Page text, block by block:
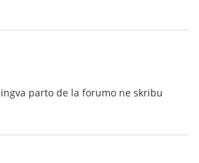
parto de la forumo ne skribu